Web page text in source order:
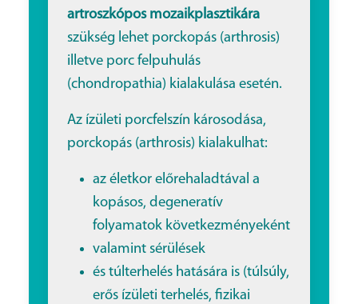
artroszkópos mozaikplasztikára
szükség lehet porckopás (arthrosis)
illetve porc felpuhulás
(chondropathia) kialakulása esetén.
Az ízületi porcfelszín károsodása,
porckopás (arthrosis) kialakulhat:
az életkor előrehaladtával a
kopásos, degeneratív
folyamatok következményeként
valamint sérülések
és túlterhelés hatására is (túlsúly,
erős ízületi terhelés, fizikai